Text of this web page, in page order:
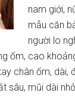
nam giới,
mẫu căn
người lo
ốm, cao
chân ốm, dài,
sâu, mũi dài